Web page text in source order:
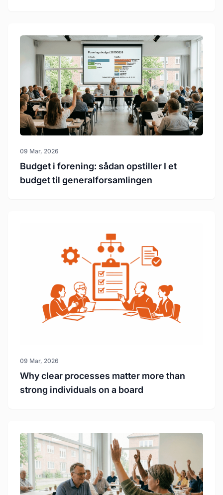
09 Mar, 2026
Budget i forening: sådan opstiller I et
budget til generalforsamlingen
09 Mar, 2026
Why clear processes matter more than
strong individuals on a board